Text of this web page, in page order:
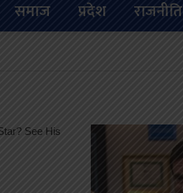
समाज प्रदेश राजनीति